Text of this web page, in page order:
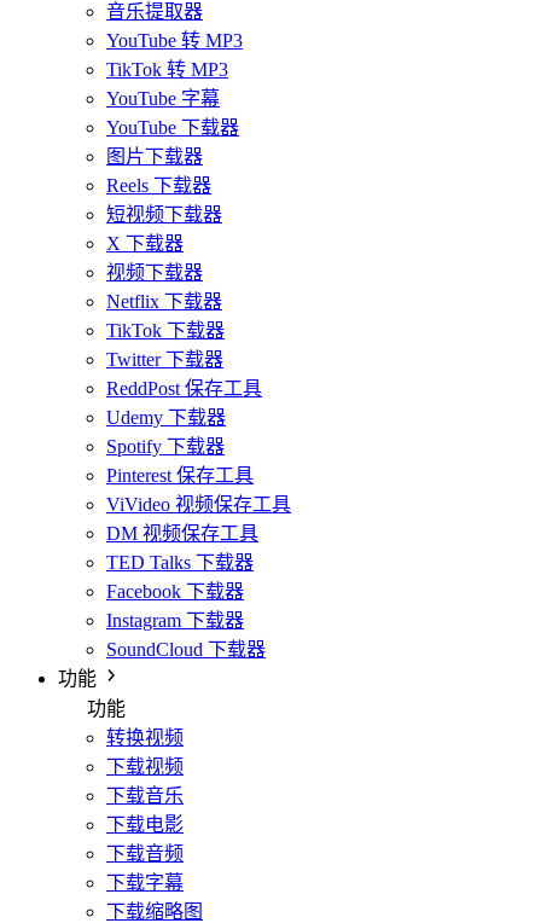
音乐提取器
YouTube 转 MP3
TikTok 转 MP3
YouTube 字幕
YouTube 下载器
图片下载器
Reels 下载器
短视频下载器
X 下载器
视频下载器
Netflix 下载器
TikTok 下载器
Twitter 下载器
ReddPost 保存工具
Udemy 下载器
Spotify 下载器
Pinterest 保存工具
ViVideo 视频保存工具
DM 视频保存工具
TED Talks 下载器
Facebook 下载器
Instagram 下载器
SoundCloud 下载器
功能
功能
转换视频
下载视频
下载音乐
下载电影
下载音频
下载字幕
下载缩略图